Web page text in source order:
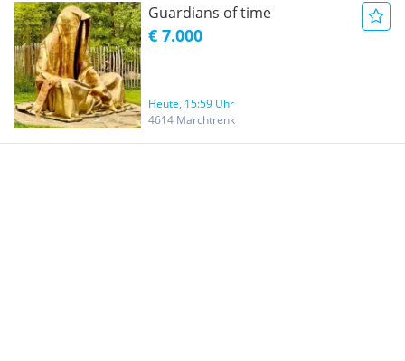
Guardians of time
€ 7.000
Heute, 15:59 Uhr
4614 Marchtrenk